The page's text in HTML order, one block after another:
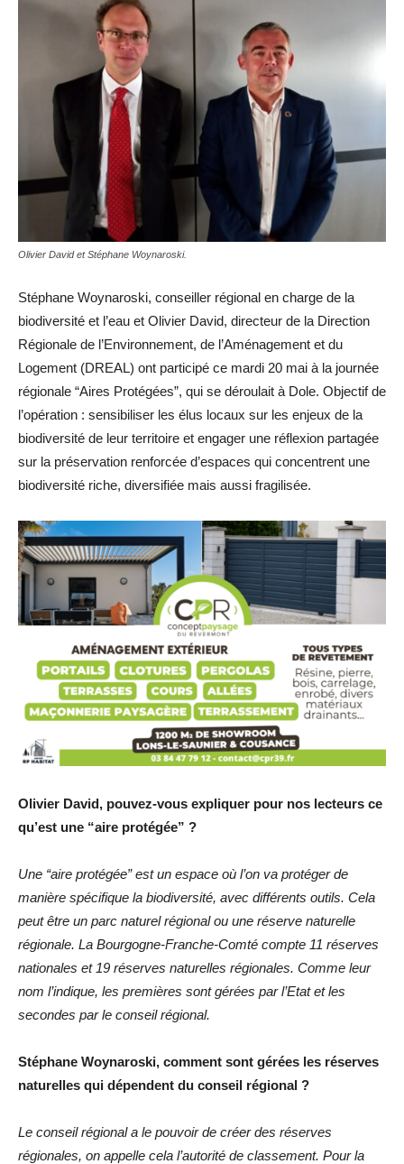
Olivier David et Stéphane Woynaroski.
Stéphane Woynaroski, conseiller régional en charge de la
biodiversité et l’eau et Olivier David, directeur de la Direction
Régionale de l’Environnement, de l’Aménagement et du
Logement (DREAL) ont participé ce mardi 20 mai à la journée
régionale “Aires Protégées”, qui se déroulait à Dole. Objectif de
l’opération : sensibiliser les élus locaux sur les enjeux de la
biodiversité de leur territoire et engager une réflexion partagée
sur la préservation renforcée d’espaces qui concentrent une
biodiversité riche, diversifiée mais aussi fragilisée.
Olivier David, pouvez-vous expliquer pour nos lecteurs ce
qu’est une “aire protégée” ?
Une “aire protégée” est un espace où l’on va protéger de
manière spécifique la biodiversité, avec différents outils. Cela
peut être un parc naturel régional ou une réserve naturelle
régionale. La Bourgogne-Franche-Comté compte 11 réserves
nationales et 19 réserves naturelles régionales. Comme leur
nom l’indique, les premières sont gérées par l’Etat et les
secondes par le conseil régional.
Stéphane Woynaroski, comment sont gérées les réserves
naturelles qui dépendent du conseil régional ?
Le conseil régional a le pouvoir de créer des réserves
régionales, on appelle cela l’autorité de classement. Pour la